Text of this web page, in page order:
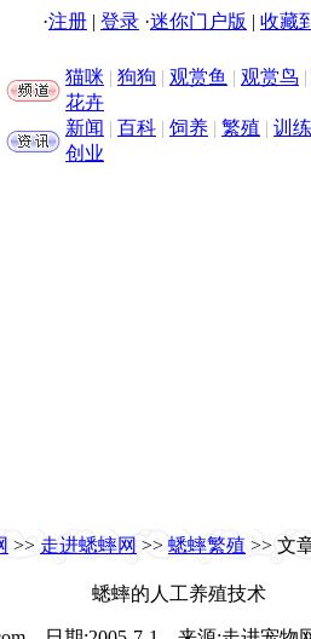
·注册 | 登录 ·迷你门户版 | 收藏
猫咪 | 狗狗 | 观赏鱼 | 观赏鸟 |
花卉
新闻 | 百科 | 饲养 | 繁殖 | 训练
创业
>> 走进蟋蟀网 >> 蟋蟀繁殖 >> 文
蟋蟀的人工养殖技术